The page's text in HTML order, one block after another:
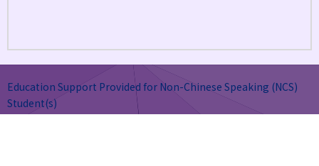
Education Support Provided for Non-Chinese Speaking (NCS)
Student(s)